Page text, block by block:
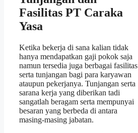
Fasilitas PT Caraka
Yasa
Ketika bekerja di sana kalian tidak
hanya mendapatkan gaji pokok saja
namun tersedia juga berbagai fasilitas
serta tunjangan bagi para karyawan
ataupun pekerjanya. Tunjangan serta
sarana kerja yang diberikan tadi
sangatlah beragam serta mempunyai
besaran yang berbeda di antara
masing-masing jabatan.